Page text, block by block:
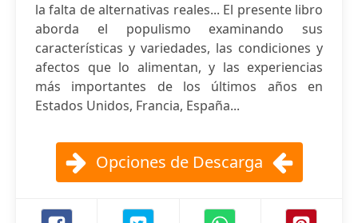
la falta de alternativas reales... El presente libro
aborda el populismo examinando sus
características y variedades, las condiciones y
afectos que lo alimentan, y las experiencias
más importantes de los últimos años en
Estados Unidos, Francia, España...
Opciones de Descarga